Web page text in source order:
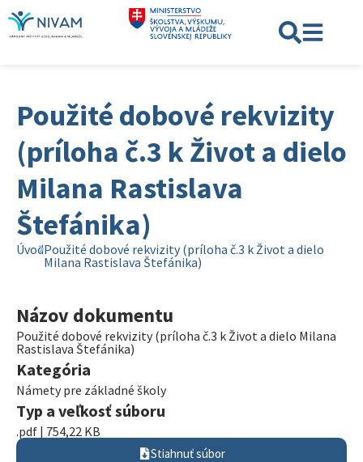
Použité dobové rekvizity
(príloha č.3 k Život a dielo
Milana Rastislava
Štefánika)
ÚvodPoužité dobové rekvizity (príloha č.3 k Život a dielo
Milana Rastislava Štefánika)
Názov dokumentu
Použité dobové rekvizity (príloha č.3 k Život a dielo Milana
Rastislava Štefánika)
Kategória
Námety pre základné školy
Typ a veľkosť súboru
.pdf | 754,22 KB
Stiahnuť súbor